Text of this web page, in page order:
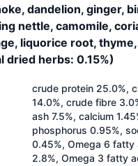
dandelion, ginger,
nettle, camomile,
liquorice root,
dried herbs: 0.15%)
crude protein 25.0%,
14.0%, crude fibre
ash 7.5%, calcium
phosphorus 0.95%,
0.45%, Omega 6 fatty
2.8%, Omega 3 fatty